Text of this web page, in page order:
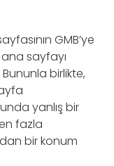
GMB’ye
sayfayı
birlikte,
yanlış bir
fazla
bir konum